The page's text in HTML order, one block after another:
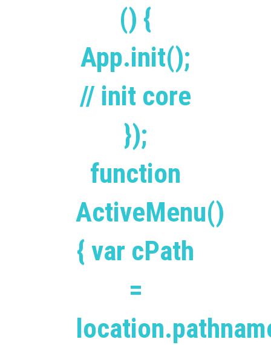
() {
App.init();
// init core
});
function
ActiveMenu()
{ var cPath
=